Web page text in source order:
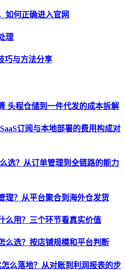
如何正确进入官网
理
巧与方法分享
头程仓储到一件代发的成本拆解
订阅与本地部署的费用构成对
选？从订单管理到全链路的能力
理？从平台聚合到海外仓发货
么用？三个环节看真实价值
么选？按店铺规模和平台判断
么落地？从对账到利润报表的步